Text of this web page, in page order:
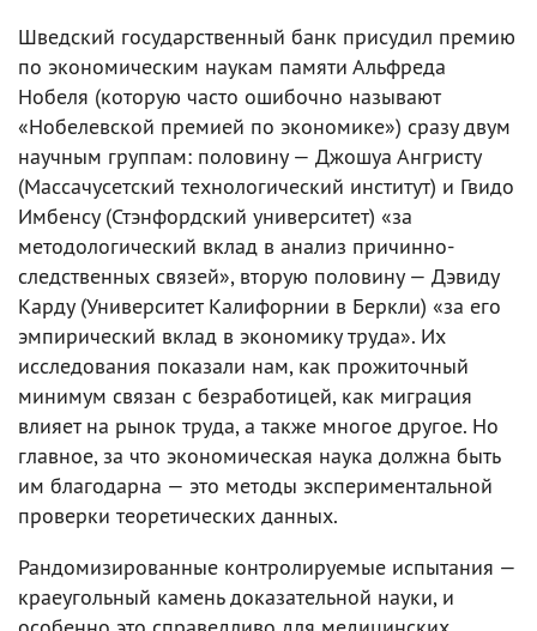
Шведский государственный банк присудил премию
по экономическим наукам памяти Альфреда
Нобеля (которую часто ошибочно называют
«Нобелевской премией по экономике») сразу двум
научным группам: половину — Джошуа Ангристу
(Массачусетский технологический институт) и Гвидо
Имбенсу (Стэнфордский университет) «за
методологический вклад в анализ причинно-
следственных связей», вторую половину — Дэвиду
Карду (Университет Калифорнии в Беркли) «за его
эмпирический вклад в экономику труда». Их
исследования показали нам, как прожиточный
минимум связан с безработицей, как миграция
влияет на рынок труда, а также многое другое. Но
главное, за что экономическая наука должна быть
им благодарна — это методы экспериментальной
проверки теоретических данных.
Рандомизированные контролируемые испытания —
краеугольный камень доказательной науки, и